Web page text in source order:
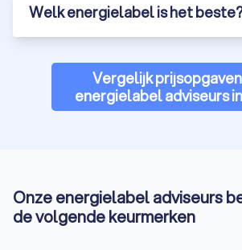
Welk energielabel is het
Vergelijk
energielabel adviseurs
Onze energielabel adviseurs
de volgende keurmerken